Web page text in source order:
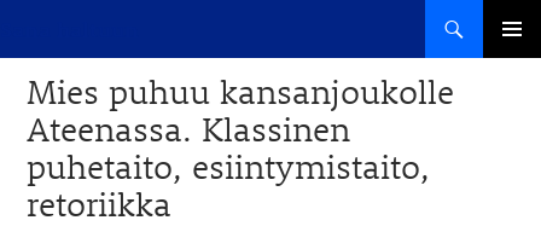
SISÄLTÖÖN
Mies puhuu kansanjoukolle
Ateenassa. Klassinen
puhetaito, esiintymistaito,
retoriikka